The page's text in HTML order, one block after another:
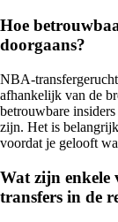
Hoe
doorgaans?
NBA-
afhankelijk van de
betrouwbare
zijn. Het is
voordat je gelooft
Wat zijn enkele
transfers in de